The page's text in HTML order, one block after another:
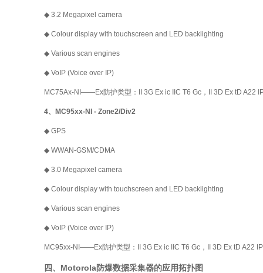
◆ 3.2 Megapixel camera
◆ Colour display with touchscreen and LED backlighting
◆ Various scan engines
◆ VoIP (Voice over IP)
MC75Ax-NI——Ex防护类型：II 3G Ex ic IIC T6 Gc，II 3D Ex tD A22
4、MC95xx-NI - Zone2/Div2
◆ GPS
◆ WWAN-GSM/CDMA
◆ 3.0 Megapixel camera
◆ Colour display with touchscreen and LED backlighting
◆ Various scan engines
◆ VoIP (Voice over IP)
MC95xx-NI——Ex防护类型：II 3G Ex ic IIC T6 Gc，II 3D Ex tD A22
四、Motorola防爆数据采集器的应用拓扑图